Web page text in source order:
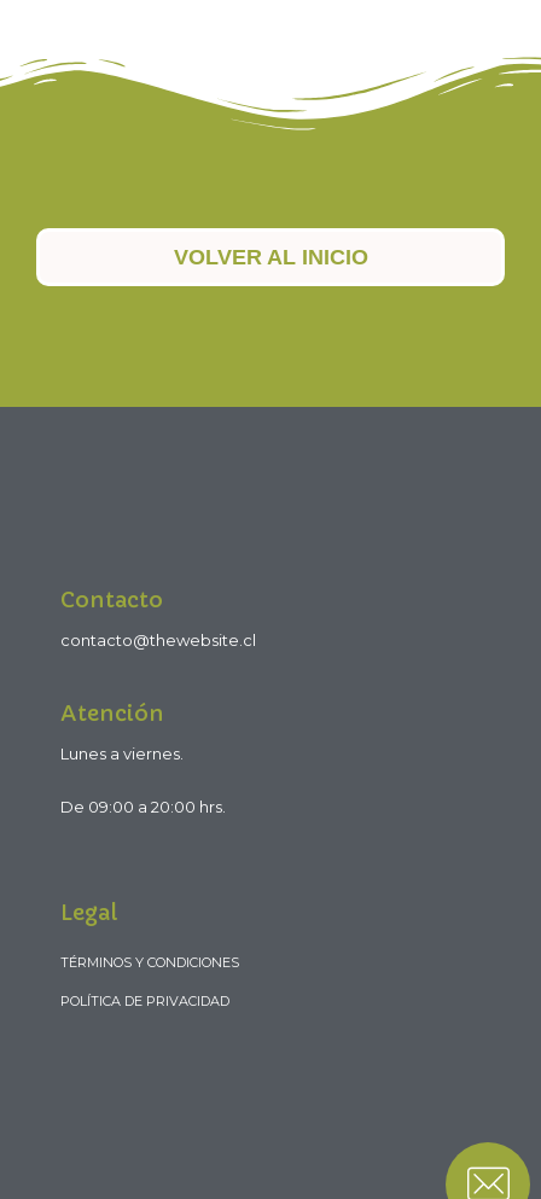
VOLVER AL INICIO
Contacto
contacto@thewebsite.cl
Atención
Lunes a viernes.
De 09:00 a 20:00 hrs.
Legal
TÉRMINOS Y CONDICIONES
POLÍTICA DE PRIVACIDAD